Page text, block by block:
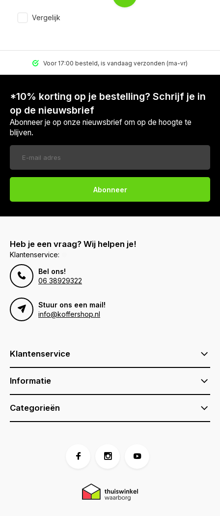
Vergelijk
Voor 17:00 besteld, is vandaag verzonden (ma-vr)
*10% korting op je bestelling? Schrijf je in
op de nieuwsbrief
Abonneer je op onze nieuwsbrief om op de hoogte te
blijven.
Abonneer
Heb je een vraag? Wij helpen je!
Klantenservice:
Bel ons!
06 38929322
Stuur ons een mail!
info@koffershop.nl
Klantenservice
Informatie
Categorieën